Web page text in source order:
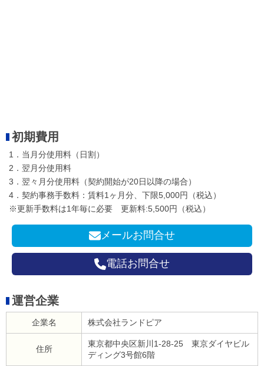
初期費用
1．当月分使用料（日割）
2．翌月分使用料
3．翌々月分使用料（契約開始が20日以降の場合）
4．契約事務手数料：賃料1ヶ月分、下限5,000円（税込）
※更新手数料は1年毎に必要 更新料:5,500円（税込）
メールお問合せ
電話お問合せ
運営企業
企業名 株式会社ランドピア
住所
東京都中央区新川1-28-25 東京ダイヤビル
ディング3号館6階